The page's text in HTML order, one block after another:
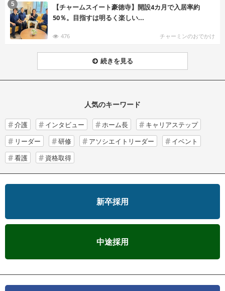
【チャームスイート豪徳寺】開設4カ月で入居率約
50％。目指すは明るく楽しい...
476 チャーミンのおでかけ
5
続きを見る
人気のキーワード
介護 インタビュー ホーム長
キャリアステップ
リーダー
研修 アソシエイトリーダー
イベント
看護
資格取得
新卒採用
中途採用